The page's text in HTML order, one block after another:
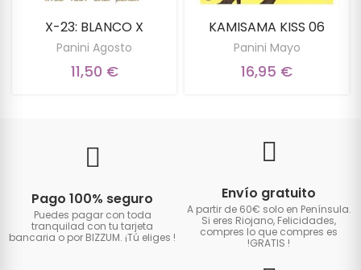
X-23: BLANCO X
Panini Agosto
11,50 €
KAMISAMA KISS 06
Panini Mayo
16,95 €
Pago 100% seguro
Puedes pagar con toda
tranquilad con tu tarjeta
bancaria o por BIZZUM. ¡Tú eliges !
Envío gratuito
A partir de 60€ solo en Península.
Si eres Riojano, Felicidades,
compres lo que compres es
!GRATIS !